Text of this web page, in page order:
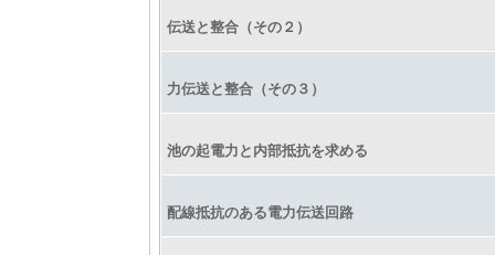
伝送と整合（その２）
力伝送と整合（その３）
池の起電力と内部抵抗を求める
配線抵抗のある電力伝送回路